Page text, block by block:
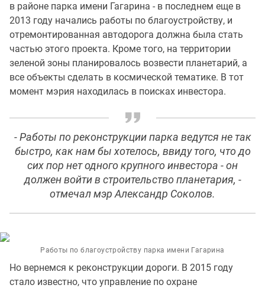
в районе парка имени Гагарина - в последнем еще в
2013 году начались работы по благоустройству, и
отремонтированная автодорога должна была стать
частью этого проекта. Кроме того, на территории
зеленой зоны планировалось возвести планетарий, а
все объекты сделать в космической тематике. В тот
момент мэрия находилась в поисках инвестора.
- Работы по реконструкции парка ведутся не так
быстро, как нам бы хотелось, ввиду того, что до
сих пор нет одного крупного инвестора - он
должен войти в строительство планетария, -
отмечал мэр Александр Соколов.
Работы по благоустройству парка имени Гагарина
Но вернемся к реконструкции дороги. В 2015 году
стало известно, что управление по охране